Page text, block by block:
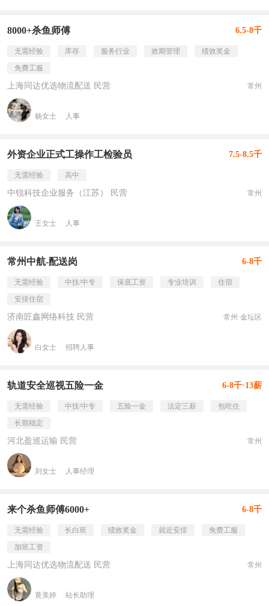
8000+杀鱼师傅 6.5-8千
无需经验 库存 服务行业 效期管理
绩效奖金
免费工服
上海同达优选物流配送 民营 常州
杨女士 人事
外资企业正式工操作工检验员 7.5-8.5千
无需经验 高中
中锐科技企业服务（江苏） 民营 常州
王女士 人事
常州中航-配送岗 6-8千
无需经验 中技/中专 保底工资 专业培训
住宿
安排住宿
济南匠鑫网络科技 民营 常州·金坛区
白女士 招聘人事
轨道安全巡视五险一金 6-8千·13薪
无需经验 中技/中专 五险一金 法定三薪
包吃住
长期稳定
河北盈巡运输 民营 常州
刘女士 人事经理
来个杀鱼师傅6000+ 6-8千
无需经验 长白班 绩效奖金 就近安排
免费工服
加班工资
上海同达优选物流配送 民营 常州
黄美婷 站长助理